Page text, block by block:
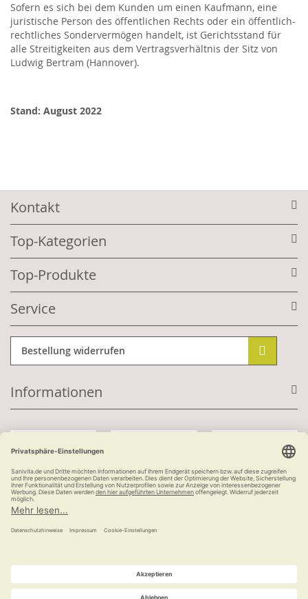
Sofern es sich bei dem Kunden um einen Kaufmann, eine
juristische Person des öffentlichen Rechts oder ein öffentlich-
rechtliches Sondervermögen handelt, ist Gerichtsstand für
alle Streitigkeiten aus dem Vertragsverhältnis der Sitz von
Ludwig Bertram (Hannover).
Stand: August 2022
Kontakt
Top-Kategorien
Top-Produkte
Service
Bestellung widerrufen
Informationen
Kauf auf Rechnung
versandkostenfrei